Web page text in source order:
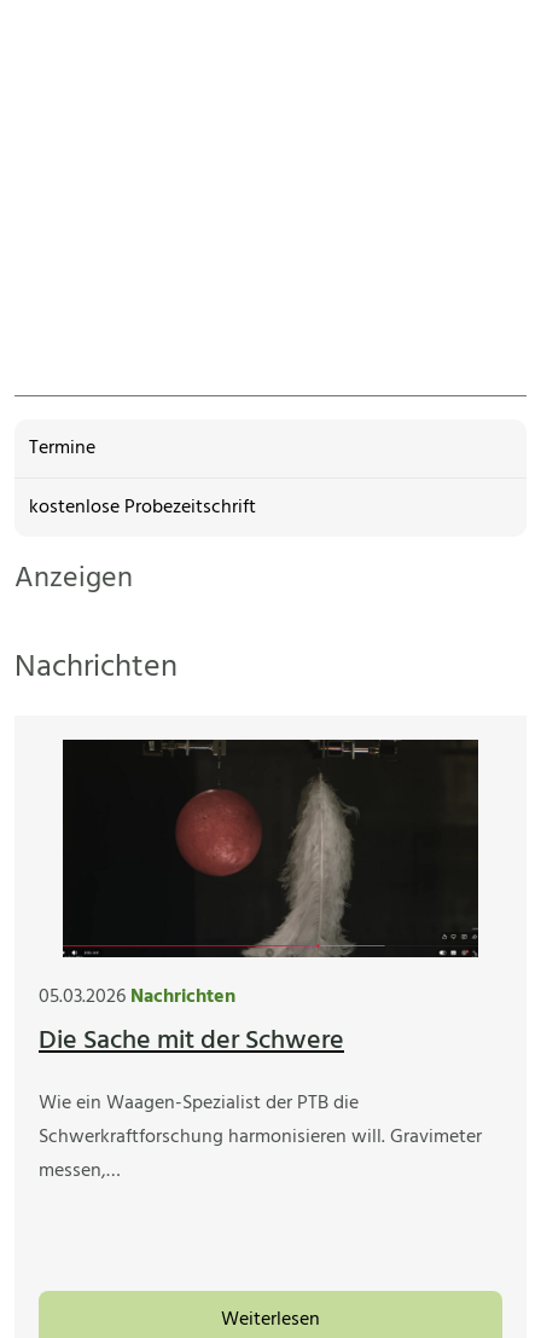
Termine
kostenlose Probezeitschrift
Anzeigen
Nachrichten
05.03.2026Nachrichten
Die Sache mit der Schwere
Wie ein Waagen-Spezialist der PTB die
Schwerkraftforschung harmonisieren will. Gravimeter
messen,…
Weiterlesen